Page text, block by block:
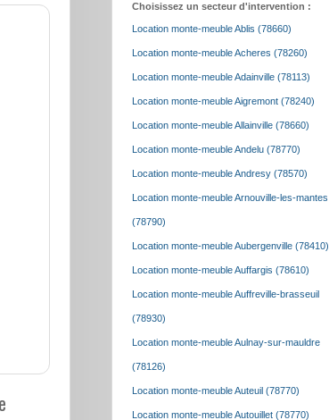
Choisissez un secteur d'intervention :
Location monte-meuble Ablis (78660)
Location monte-meuble Acheres (78260)
Location monte-meuble Adainville (78113)
Location monte-meuble Aigremont (78240)
Location monte-meuble Allainville (78660)
Location monte-meuble Andelu (78770)
Location monte-meuble Andresy (78570)
Location monte-meuble Arnouville-les-mantes
(78790)
Location monte-meuble Aubergenville (78410)
Location monte-meuble Auffargis (78610)
Location monte-meuble Auffreville-brasseuil
(78930)
Location monte-meuble Aulnay-sur-mauldre
(78126)
Location monte-meuble Auteuil (78770)
Location monte-meuble Autouillet (78770)